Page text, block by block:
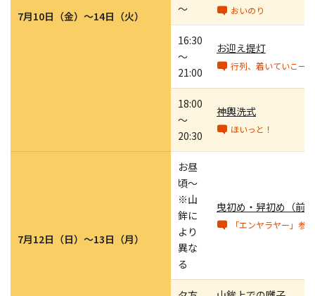
7月10日（金）～14日（火）
～
おいのり
16:30
～
21:00
お迎え提灯
行列、着いていこー！
18:00
～
20:30
神輿洗式
ほいっと！
7月12日（日）～13日（月）
お昼
頃～
※山
鉾に
より
異な
る
曳初め・舁初め（前
「エンヤラヤー」参